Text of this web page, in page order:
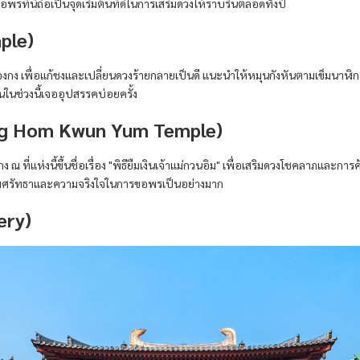
ง เพื่อแก้ชงและเปลี่ยนดวงร้ายกลายเป็นดี แนะนำให้หมุนกังหันตามเข็มนา
นช่วงนี้เจออุปสรรคบ่อยครั้ง
Kwun Yum Temple)
ณ ที่แห่งนี้ขึ้นชื่อเรื่อง "พิธียืมเงินเจ้าแม่กวนอิม" เพื่อเสริมดวงโชคลาภและกา
ทธาและความจริงใจในการขอพรเป็นอย่างมาก